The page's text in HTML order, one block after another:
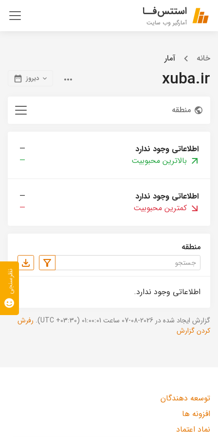
استتس‌فــا
آمارگیر وب سایت
خانه آمار
xuba.ir دیروز
منطقه
اطلاعاتی وجود ندارد
—
بالاترین محبوبیت
—
اطلاعاتی وجود ندارد
—
کمترین محبوبیت
—
منطقه
اطلاعاتی وجود ندارد.
گزارش ایجاد شده در 2026-08-07 ساعت 01:00:01 (UTC +03:30).
رفرش
کردن گزارش
توسعه دهندگان
افزونه ها
نماد اعتماد
نظرسنجی